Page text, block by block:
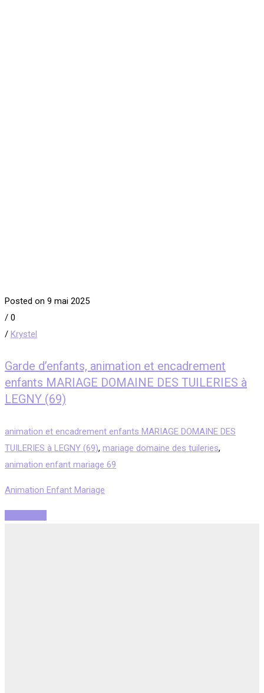
Posted on 9 mai 2025
/ 0
/ Krystel
Garde d’enfants, animation et encadrement
enfants MARIAGE DOMAINE DES TUILERIES à
LEGNY (69)
animation et encadrement enfants MARIAGE DOMAINE DES
TUILERIES à LEGNY (69), mariage domaine des tuileries,
animation enfant mariage 69
Animation Enfant Mariage